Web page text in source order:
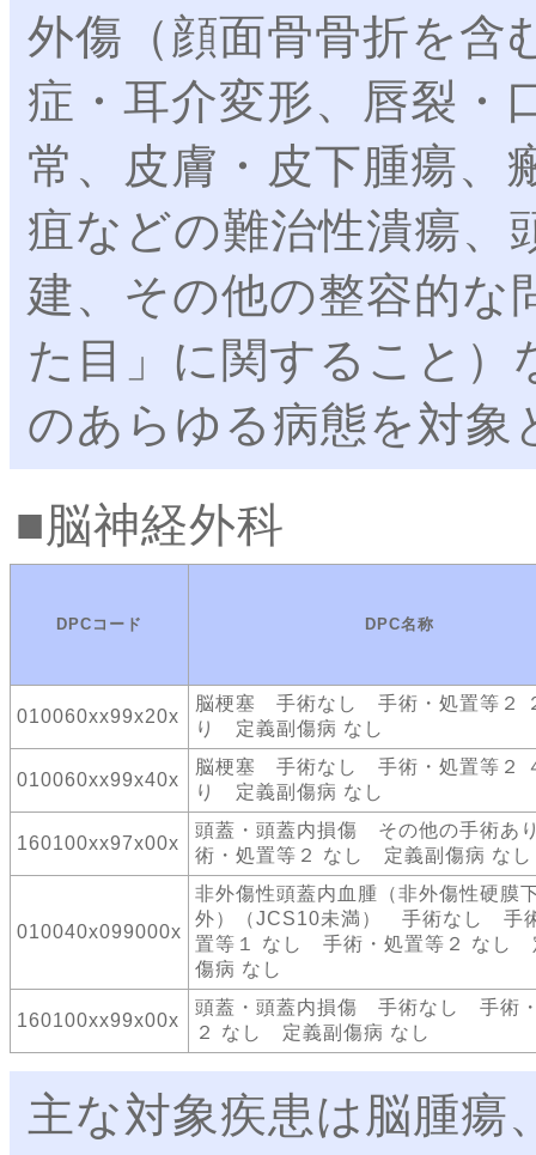
外傷（顔面骨骨折を含
症・耳介変形、唇裂・
常、皮膚・皮下腫瘍、
疽などの難治性潰瘍、
建、その他の整容的な
た目」に関すること）
のあらゆる病態を対象
脳神経外科
DPCコード DPC名称
010060xx99x20x
脳梗塞 手術なし 手術・処置等２
り 定義副傷病 なし
010060xx99x40x
脳梗塞 手術なし 手術・処置等２
り 定義副傷病 なし
160100xx97x00x
頭蓋・頭蓋内損傷 その他の手術あ
術・処置等２ なし 定義副傷病 なし
010040x099000x
非外傷性頭蓋内血腫（非外傷性硬膜
外）（JCS10未満） 手術なし 手
置等１ なし 手術・処置等２ なし
傷病 なし
160100xx99x00x
頭蓋・頭蓋内損傷 手術なし 手術
２ なし 定義副傷病 なし
主な対象疾患は脳腫瘍